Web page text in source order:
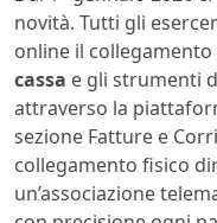
novità. Tutti gli
online il
cassa e gli strumenti
attraverso la
sezione Fatture e
collegamento fisico
un’associazione